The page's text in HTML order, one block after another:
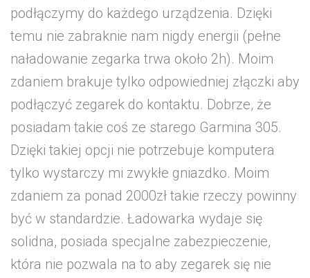
podłączymy do każdego urządzenia. Dzięki
temu nie zabraknie nam nigdy energii (pełne
naładowanie zegarka trwa około 2h). Moim
zdaniem brakuje tylko odpowiedniej złączki aby
podłączyć zegarek do kontaktu. Dobrze, że
posiadam takie coś ze starego Garmina 305.
Dzięki takiej opcji nie potrzebuje komputera
tylko wystarczy mi zwykłe gniazdko. Moim
zdaniem za ponad 2000zł takie rzeczy powinny
być w standardzie. Ładowarka wydaje się
solidna, posiada specjalne zabezpieczenie,
która nie pozwala na to aby zegarek się nie